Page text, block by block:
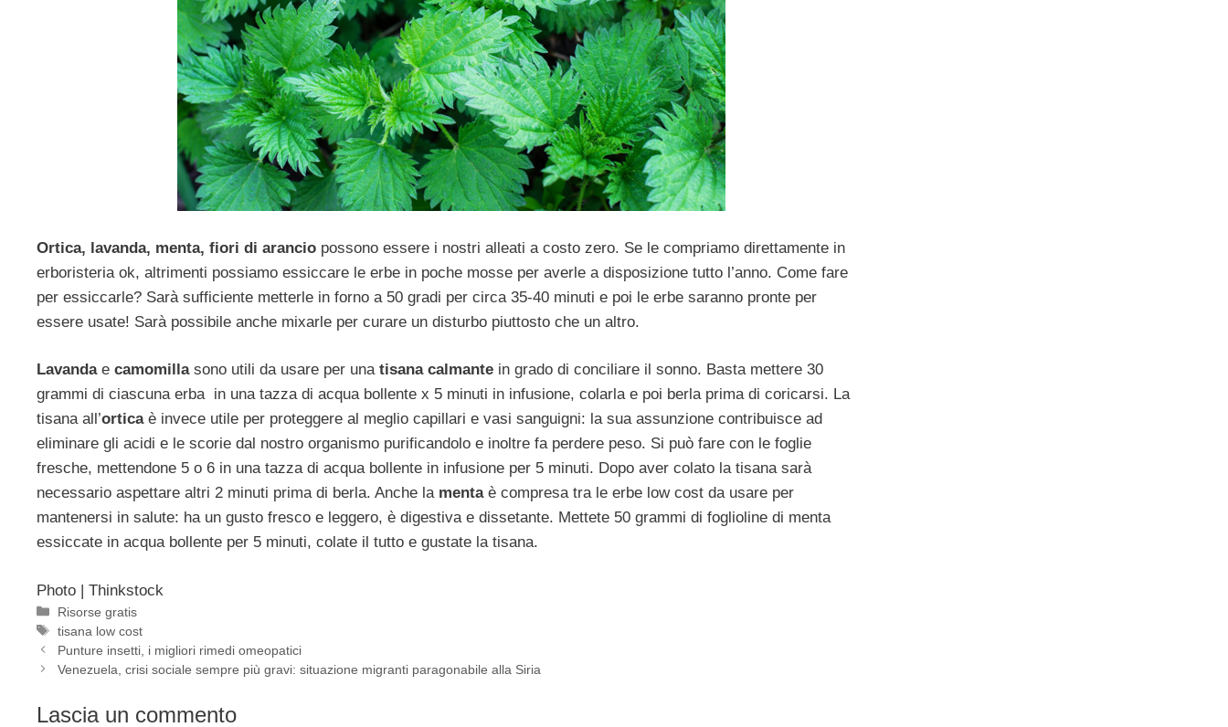
Ortica, lavanda, menta, fiori di arancio possono essere i nostri alleati a costo zero. Se le compriamo direttamente in
erboristeria ok, altrimenti possiamo essiccare le erbe in poche mosse per averle a disposizione tutto l’anno. Come fare
per essiccarle? Sarà sufficiente metterle in forno a 50 gradi per circa 35-40 minuti e poi le erbe saranno pronte per
essere usate! Sarà possibile anche mixarle per curare un disturbo piuttosto che un altro.
Lavandae camomillasono utili da usare per unatisana calmante in grado di conciliare il sonno. Basta mettere 30
grammi di ciascuna erba in una tazza di acqua bollente x 5 minuti in infusione, colarla e poi berla prima di coricarsi. La
tisana all’orticaè invece utile per proteggere al meglio capillari e vasi sanguigni: la sua assunzione contribuisce ad
eliminare gli acidi e le scorie dal nostro organismo purificandolo e inoltre fa perdere peso. Si può fare con le foglie
fresche, mettendone 5 o 6 in una tazza di acqua bollente in infusione per 5 minuti. Dopo aver colato la tisana sarà
necessario aspettare altri 2 minuti prima di berla. Anche la mentaè compresa tra le erbe low cost da usare per
mantenersi in salute: ha un gusto fresco e leggero, è digestiva e dissetante. Mettete 50 grammi di foglioline di menta
essiccate in acqua bollente per 5 minuti, colate il tutto e gustate la tisana.
Photo | Thinkstock
Categorie
Risorse gratis
Tag
tisana low cost
Punture insetti, i migliori rimedi omeopatici
Venezuela, crisi sociale sempre più gravi: situazione migranti paragonabile alla Siria
Lascia un commento